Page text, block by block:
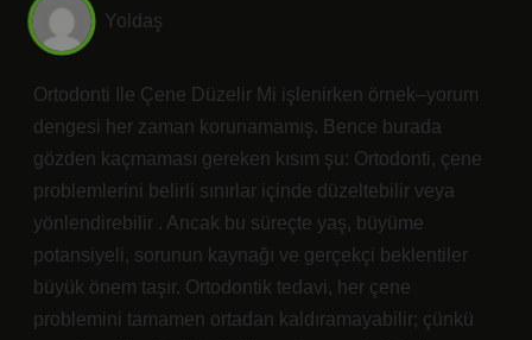
Yoldaş
Ortodonti Ile Çene Düzelir Mi işlenirken örnek–yorum
dengesi her zaman korunamamış. Bence burada
gözden kaçmaması gereken kısım şu: Ortodonti, çene
problemlerini belirli sınırlar içinde düzeltebilir veya
yönlendirebilir . Ancak bu süreçte yaş, büyüme
potansiyeli, sorunun kaynağı ve gerçekçi beklentiler
büyük önem taşır. Ortodontik tedavi, her çene
problemini tamamen ortadan kaldıramayabilir; çünkü